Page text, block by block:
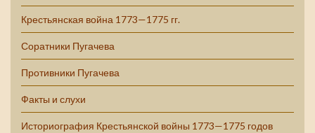
Крестьянская война 1773—1775 гг.
Соратники Пугачева
Противники Пугачева
Факты и слухи
Историография Крестьянской войны 1773—1775 годов